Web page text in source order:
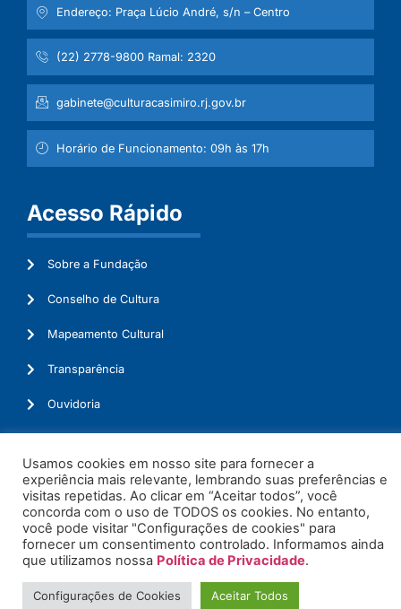
Endereço: Praça Lúcio André, s/n – Centro
(22) 2778-9800 Ramal: 2320
gabinete@culturacasimiro.rj.gov.br
Horário de Funcionamento: 09h às 17h
Acesso Rápido
Sobre a Fundação
Conselho de Cultura
Mapeamento Cultural
Transparência
Ouvidoria
© 2026. Todos os Direitos Reservados.
Usamos cookies em nosso site para fornecer a
experiência mais relevante, lembrando suas preferências e
visitas repetidas. Ao clicar em “Aceitar todos”, você
concorda com o uso de TODOS os cookies. No entanto,
você pode visitar "Configurações de cookies" para
fornecer um consentimento controlado. Informamos ainda
que utilizamos nossa Política de Privacidade.
Configurações de Cookies Aceitar Todos